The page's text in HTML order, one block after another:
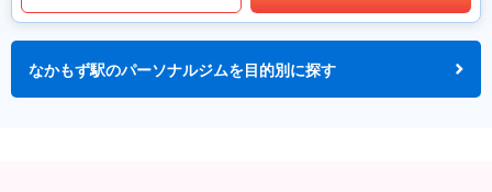
なかもず駅のパーソナルジムを目的別に探す